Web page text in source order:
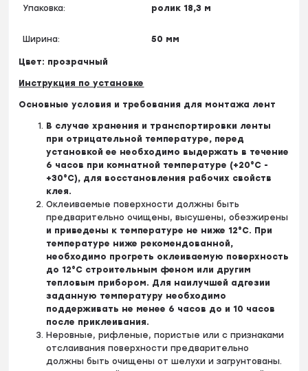
Упаковка: ролик 18,3 м
Ширина: 50 мм
Цвет: прозрачный
Инструкция по установке
Основные условия и требования для монтажа лент
В случае хранения и транспортировки ленты
при отрицательной температуре, перед
установкой ее необходимо выдержать в течение
6 часов при комнатной температуре (+20°C -
+30°С), для восстановления рабочих свойств
клея.
Оклеиваемые поверхности должны быть
предварительно очищены, высушены, обезжирены
и приведены к температуре не ниже 12°С. При
температуре ниже рекомендованной,
необходимо прогреть оклеиваемую поверхность
до 12°С строительным феном или другим
тепловым прибором. Для наилучшей адгезии
заданную температуру необходимо
поддерживать не менее 6 часов до и 10 часов
после приклеивания.
Неровные, рифленые, пористые или с признаками
отслаивания поверхности предварительно
должны быть очищены от шелухи и загрунтованы.